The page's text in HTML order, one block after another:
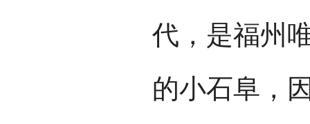
代，是福州
的小石阜，